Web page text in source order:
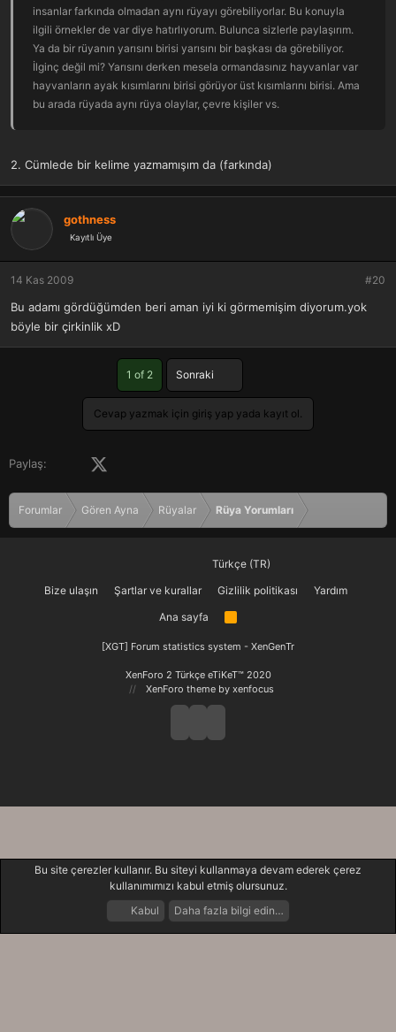
insanlar farkında olmadan aynı rüyayı görebiliyorlar. Bu konuyla
ilgili örnekler de var diye hatırlıyorum. Bulunca sizlerle paylaşırım.
Ya da bir rüyanın yarısını birisi yarısını bir başkası da görebiliyor.
İlginç değil mi? Yarısını derken mesela ormandasınız hayvanlar var
hayvanların ayak kısımlarını birisi görüyor üst kısımlarını birisi. Ama
bu arada rüyada aynı rüya olaylar, çevre kişiler vs.
2. Cümlede bir kelime yazmamışım da (farkında)
gothness
Kayıtlı Üye
14 Kas 2009 #20
Bu adamı gördüğümden beri aman iyi ki görmemişim diyorum.yok
böyle bir çirkinlik xD
1 of 2 Sonraki
Cevap yazmak için giriş yap yada kayıt ol.
Paylaş: Facebook
Forumlar Gören Ayna Rüyalar Rüya Yorumları
Türkçe (TR)
Bize ulaşın
Şartlar ve kurallar Gizlilik politikası
Yardım
Ana sayfa
[XGT] Forum statistics system - XenGenTr
XenForo 2 Türkçe eTiKeT™ 2020
XenForo theme by xenfocus
Neler Yeni Giriş Yap
Bu site çerezler kullanır. Bu siteyi kullanmaya devam ederek çerez
kullanımımızı kabul etmiş olursunuz.
Kabul
Daha fazla bilgi edin…